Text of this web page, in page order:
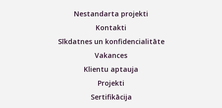
Nestandarta projekti
Kontakti
Sīkdatnes un konfidencialitāte
Vakances
Klientu aptauja
Projekti
Sertifikācija